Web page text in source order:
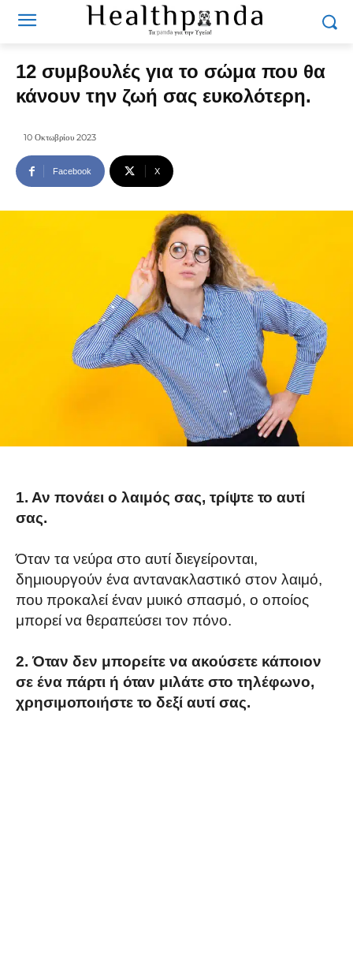
12 συμβουλές για το σώμα που θα
κάνουν την ζωή σας ευκολότερη.
10 Οκτωβρίου 2023
Facebook X
1. Αν πονάει ο λαιμός σας, τρίψτε το αυτί
σας.
Όταν τα νεύρα στο αυτί διεγείρονται,
δημιουργούν ένα αντανακλαστικό στον λαιμό,
που προκαλεί έναν μυικό σπασμό, ο οποίος
μπορεί να θεραπεύσει τον πόνο.
2. Όταν δεν μπορείτε να ακούσετε κάποιον
σε ένα πάρτι ή όταν μιλάτε στο τηλέφωνο,
χρησιμοποιήστε το δεξί αυτί σας.